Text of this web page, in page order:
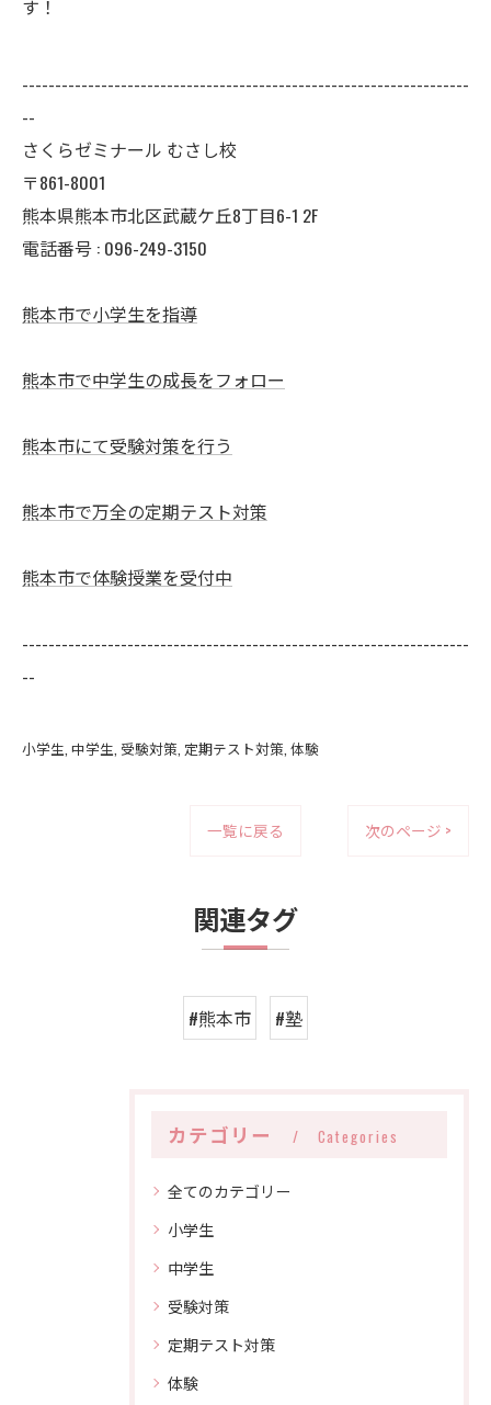
す！
--------------------------------------------------------------------
--
さくらゼミナール むさし校
〒861-8001
熊本県熊本市北区武蔵ケ丘8丁目6-1 2F
電話番号 : 096-249-3150
熊本市で小学生を指導
熊本市で中学生の成長をフォロー
熊本市にて受験対策を行う
熊本市で万全の定期テスト対策
熊本市で体験授業を受付中
--------------------------------------------------------------------
--
小学生 中学生 受験対策 定期テスト対策 体験
一覧に戻る 次のページ >
関連タグ
#熊本市 #塾
カテゴリー Categories
全てのカテゴリー
小学生
中学生
受験対策
定期テスト対策
体験